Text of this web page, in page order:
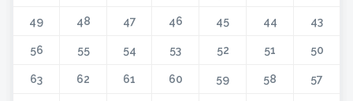
43
44
45
46
47
48
49
50
51
52
53
54
55
56
57
58
59
60
61
62
63